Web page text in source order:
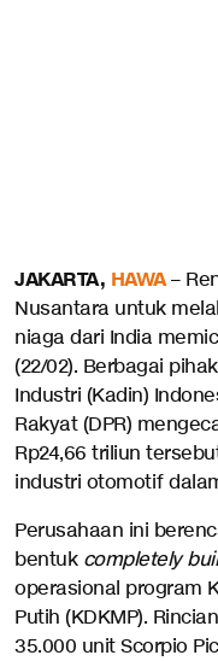
JAKARTA, HAWA–
Nusantara untuk
niaga dari India
(22/02). Berbagai
Industri (Kadin)
Rakyat (DPR)
Rp24,66 triliun
industri otomotif
Perusahaan ini
bentuk completely
operasional program
Putih (KDKMP).
35.000 unit Scorpio